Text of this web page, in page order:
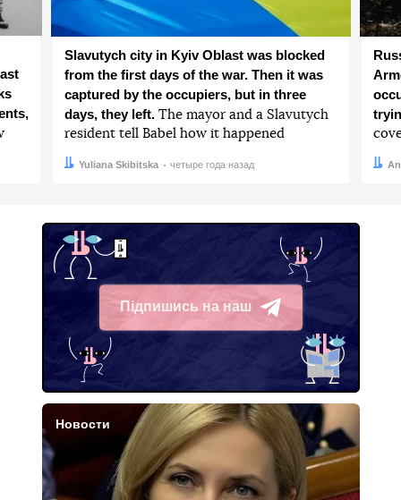
Slavutych city in Kyiv Oblast was blocked
from the first days of the war. Then it was
captured by the occupiers, but in three
days, they left. The mayor and a Slavutych
resident tell Babel how it happened
Автор:
Yuliana Skibitska
Дата: четыре года назад Дата:
Підпишись на наш
Telegram
Новости